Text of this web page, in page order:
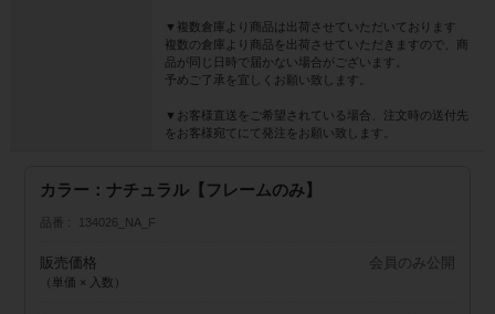
▼複数倉庫より商品は出荷させていただいております
複数の倉庫より商品を出荷させていただきますので、商
品が同じ日時で届かない場合がございます。
予めご了承を宜しくお願い致します。
▼お客様直送をご希望されている場合、注文時の送付先
をお客様宛てにて発注をお願い致します。
カラー：ナチュラル【フレームのみ】
品番 134026_NA_F
販売価格
（単価 × 入数）
会員のみ公開